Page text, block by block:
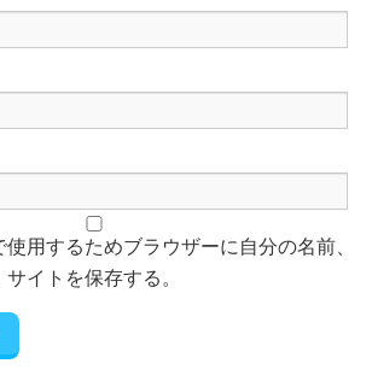
用するためブラウザーに自分の名前、
イトを保存する。